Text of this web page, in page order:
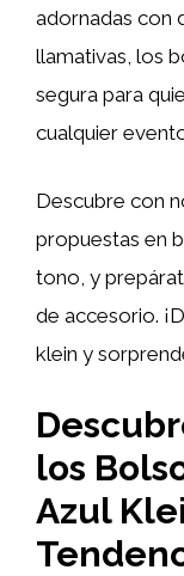
adornadas con
llamativas, los
segura para
cualquier
Descubre con
propuestas en
tono, y
de accesorio.
klein y
los
Azul